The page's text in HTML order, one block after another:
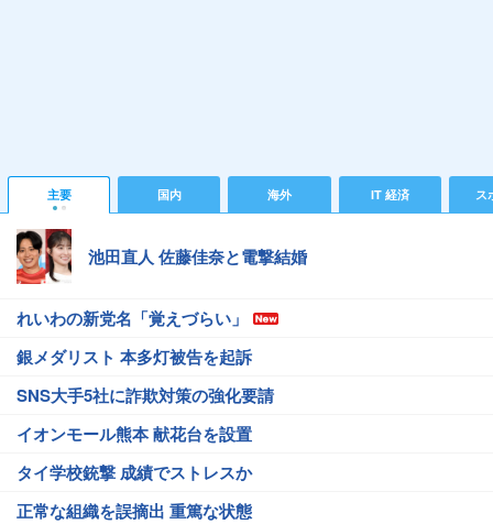
主要 国内 海外 IT 経済 ス
池田直人 佐藤佳奈と電撃結婚
れいわの新党名「覚えづらい」
銀メダリスト 本多灯被告を起訴
SNS大手5社に詐欺対策の強化要請
イオンモール熊本 献花台を設置
タイ学校銃撃 成績でストレスか
正常な組織を誤摘出 重篤な状態